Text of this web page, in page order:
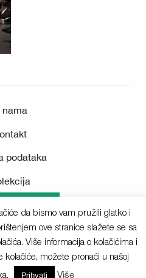
nama
podataka
© 2025 Deichmann
da bismo vam pružili glatko i
ove stranice slažete se sa
Više informacija o kolačićima i
kolačiće, možete pronaći u našoj
Prihvati Više